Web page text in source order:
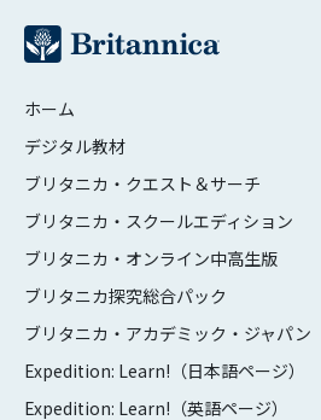
ホーム
デジタル教材
ブリタニカ・クエスト＆サーチ
ブリタニカ・スクールエディション
ブリタニカ・オンライン中高生版
ブリタニカ探究総合パック
ブリタニカ・アカデミック・ジャパン
Expedition: Learn!（日本語ページ）
Expedition: Learn!（英語ページ）